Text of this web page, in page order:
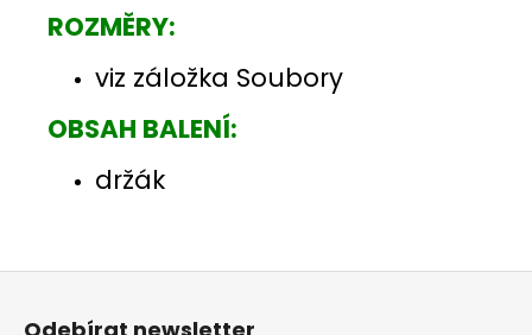
ROZMĚRY:
viz záložka Soubory
OBSAH BALENÍ:
držák
Z